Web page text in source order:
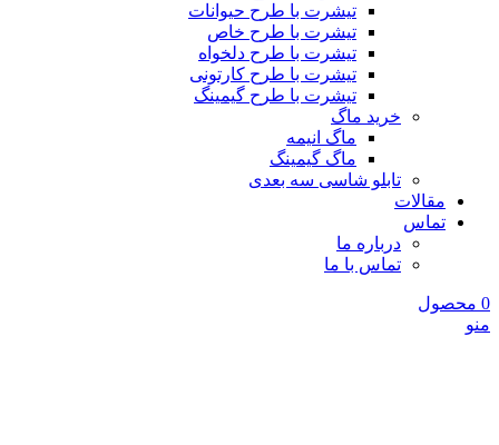
تیشرت با طرح حیوانات
تیشرت با طرح خاص
تیشرت با طرح دلخواه
تیشرت با طرح کارتونی
تیشرت با طرح گیمینگ
خرید ماگ
ماگ انیمه
ماگ گیمینگ
تابلو شاسی سه بعدی
مقالات
تماس
درباره ما
تماس با ما
0 محصول
منو